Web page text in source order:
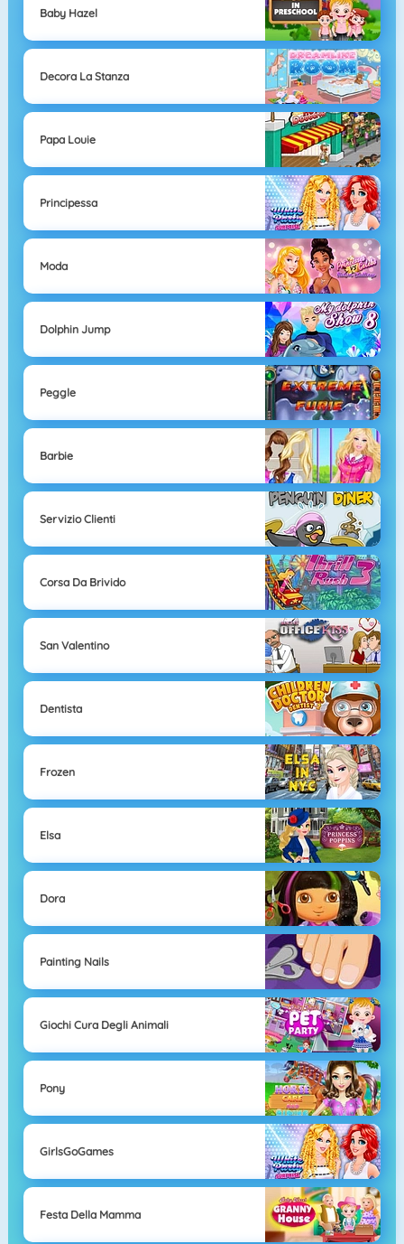
Baby Hazel
Decora La Stanza
Papa Louie
Principessa
Moda
Dolphin Jump
Peggle
Barbie
Servizio Clienti
Corsa Da Brivido
San Valentino
Dentista
Frozen
Elsa
Dora
Painting Nails
Giochi Cura Degli Animali
Pony
GirlsGoGames
Festa Della Mamma